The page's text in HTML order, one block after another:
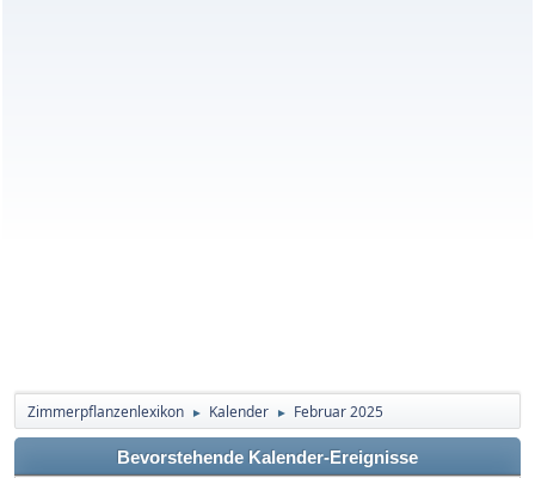
Zimmerpflanzenlexikon ► Kalender ► Februar 2025
Bevorstehende Kalender-Ereignisse